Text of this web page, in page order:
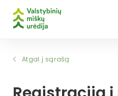
Atgal į sąrašą